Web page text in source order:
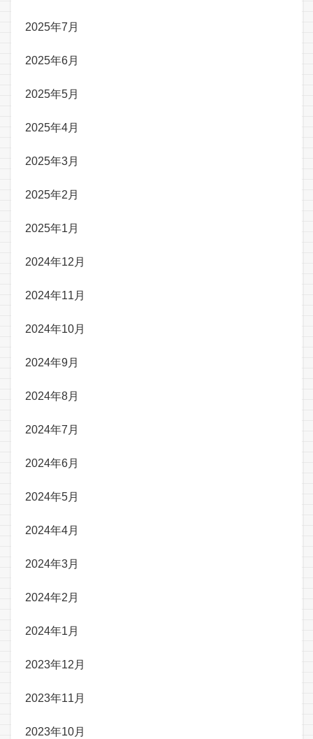
2025年7月
2025年6月
2025年5月
2025年4月
2025年3月
2025年2月
2025年1月
2024年12月
2024年11月
2024年10月
2024年9月
2024年8月
2024年7月
2024年6月
2024年5月
2024年4月
2024年3月
2024年2月
2024年1月
2023年12月
2023年11月
2023年10月